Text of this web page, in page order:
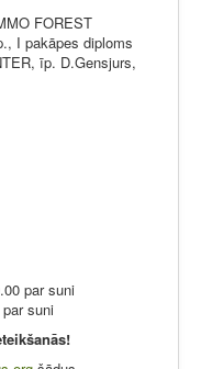
FOREST
I pakāpes diploms
īp. D.Gensjurs,
par suni
suni